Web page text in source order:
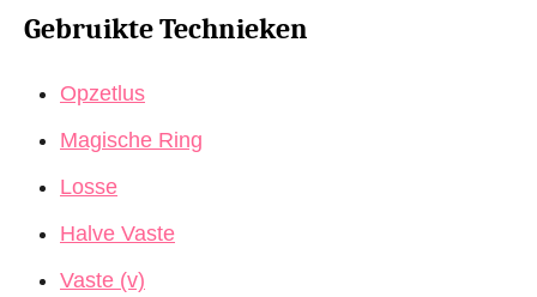
Gebruikte Technieken
Opzetlus
Magische Ring
Losse
Halve Vaste
Vaste (v)